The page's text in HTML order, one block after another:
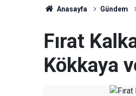
Anasayfa Gündem
Fırat
Kökkaya